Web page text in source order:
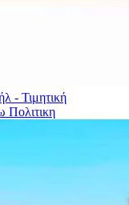
- Τιμητική
Πολιτικη